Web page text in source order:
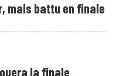
mais battu en finale
la finale